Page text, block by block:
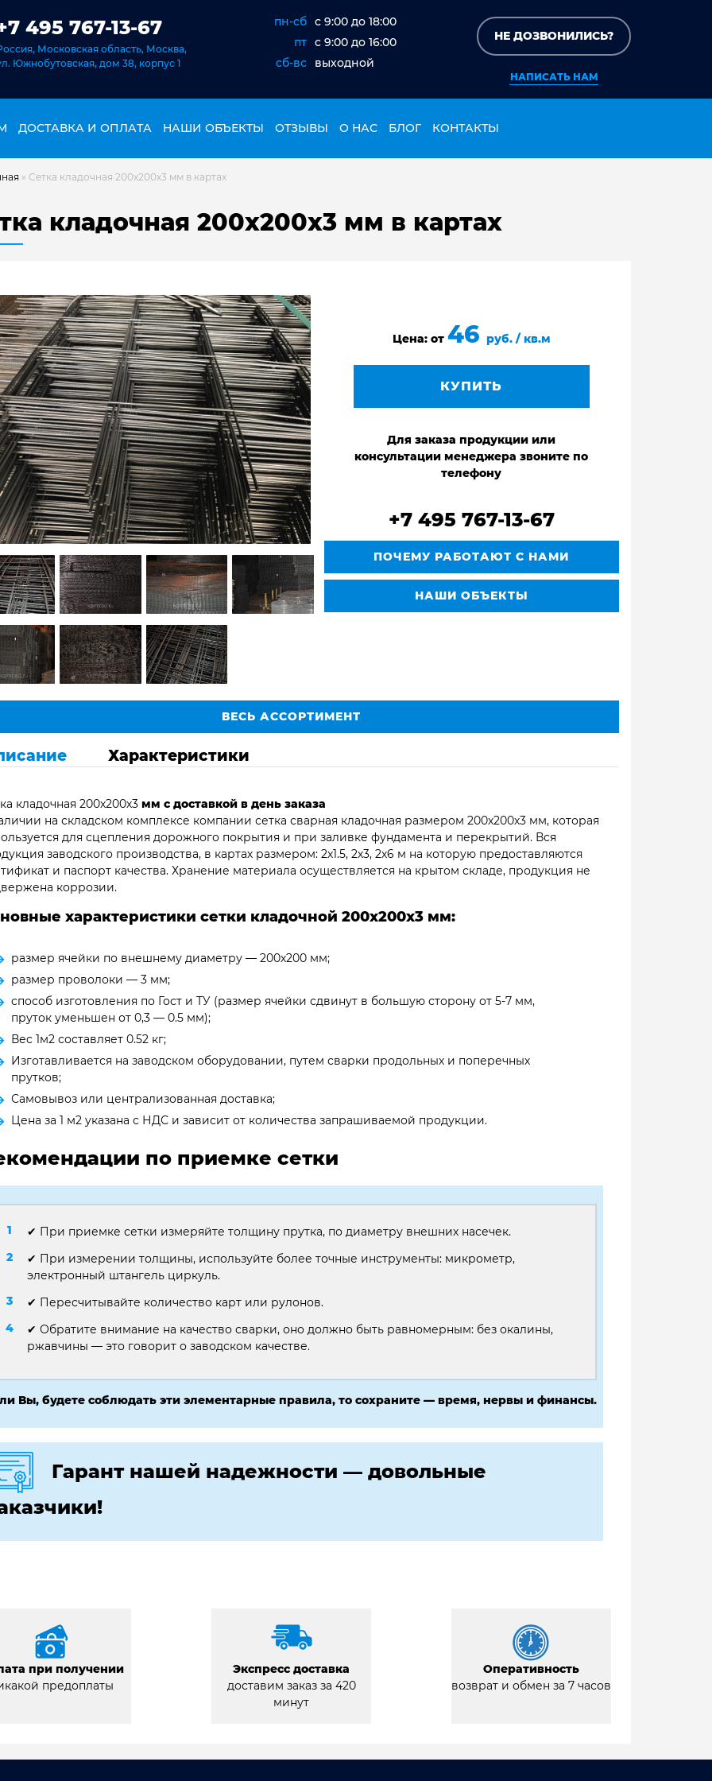
495 767-13-67
Московская область, Москва,
Южнобутовская, дом 38, корпус 1
пн-сб c 9:00 до 18:00
пт c 9:00 до 16:00
сб-вс
выходной
НЕ ДОЗВОНИЛИСЬ?
НАПИСАТЬ НАМ
ДОСТАВКА И ОПЛАТА НАШИ ОБЪЕКТЫ ОТЗЫВЫ О НАС БЛОГ КОНТАКТЫ
» Сетка кладочная 200х200х3 мм в картах
кладочная 200х200х3 мм в картах
Цена: от 46 руб. / кв.м
КУПИТЬ
Для заказа продукции или
консультации менеджера звоните по
телефону
+7 495 767-13-67
ПОЧЕМУ РАБОТАЮТ С НАМИ
НАШИ ОБЪЕКТЫ
ВЕСЬ АССОРТИМЕНТ
Характеристики
кладочная 200х200х3 мм с доставкой в день заказа
на складском комплексе компании сетка сварная кладочная размером 200х200х3 мм, которая
для сцепления дорожного покрытия и при заливке фундамента и перекрытий. Вся
заводского производства, в картах размером: 2х1.5, 2х3, 2х6 м на которую предоставляются
и паспорт качества. Хранение материала осуществляется на крытом складе, продукция не
коррозии.
характеристики сетки кладочной 200х200х3 мм:
размер ячейки по внешнему диаметру — 200х200 мм;
размер проволоки — 3 мм;
способ изготовления по Гост и ТУ (размер ячейки сдвинут в большую сторону от 5-7 мм,
пруток уменьшен от 0,3 — 0.5 мм);
Вес 1м2 составляет 0.52 кг;
Изготавливается на заводском оборудовании, путем сварки продольных и поперечных
прутков;
Самовывоз или централизованная доставка;
Цена за 1 м2 указана с НДС и зависит от количества запрашиваемой продукции.
по приемке сетки
✔ При приемке сетки измеряйте толщину прутка, по диаметру внешних насечек.
✔ При измерении толщины, используйте более точные инструменты: микрометр,
электронный штангель циркуль.
✔ Пересчитывайте количество карт или рулонов.
✔ Обратите внимание на качество сварки, оно должно быть равномерным: без окалины,
ржавчины — это говорит о заводском качестве.
Вы, будете соблюдать эти элементарные правила, то сохраните — время, нервы и финансы.
Гарант нашей надежности — довольные
при получении
предоплаты
Экспресс доставка
доставим заказ за 420
минут
Оперативность
возврат и обмен за 7 часов